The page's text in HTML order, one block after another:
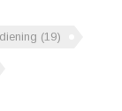
(19)